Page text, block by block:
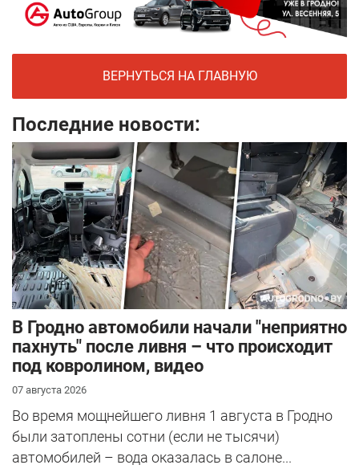
ВЕРНУТЬСЯ НА ГЛАВНУЮ
Последние новости:
В Гродно автомобили начали "неприятно
пахнуть" после ливня – что происходит
под ковролином, видео
07 августа 2026
Во время мощнейшего ливня 1 августа в Гродно
были затоплены сотни (если не тысячи)
автомобилей – вода оказалась в салоне...